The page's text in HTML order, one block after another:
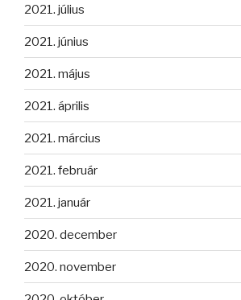
2021. július
2021. június
2021. május
2021. április
2021. március
2021. február
2021. január
2020. december
2020. november